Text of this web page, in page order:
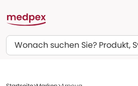
Suchen